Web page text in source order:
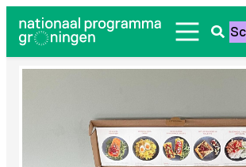
naar
de